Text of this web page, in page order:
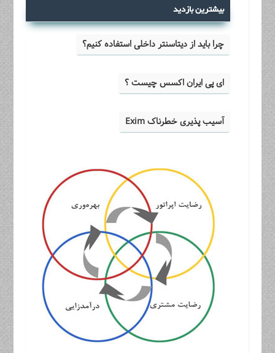
بیشترین بازدید
چرا باید از دیتاسنتر داخلی استفاده کنیم؟
ای پی ایران اکسس چیست ؟
آسیب پذیری خطرناک Exim